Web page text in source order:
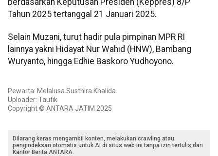
berdasarkan Keputusan Presiden (Keppres) 8/P
Tahun 2025 tertanggal 21 Januari 2025.
Selain Muzani, turut hadir pula pimpinan MPR RI
lainnya yakni Hidayat Nur Wahid (HNW), Bambang
Wuryanto, hingga Edhie Baskoro Yudhoyono.
Pewarta: Melalusa Susthira Khalida
Uploader: Taufik
Copyright © ANTARA JATIM 2025
Dilarang keras mengambil konten, melakukan crawling atau
pengindeksan otomatis untuk AI di situs web ini tanpa izin tertulis dari
Kantor Berita ANTARA.